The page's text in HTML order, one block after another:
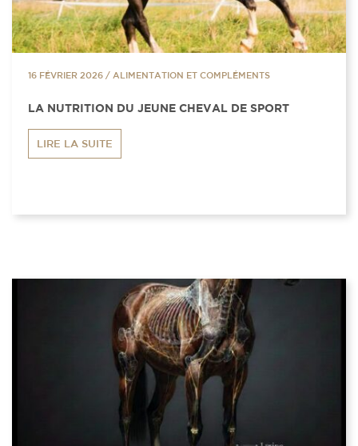
16 FÉVRIER 2026 / ALIMENTATION ET COMPLÉMENTS
LA NUTRITION DU JEUNE CHEVAL DE SPORT
LIRE LA SUITE